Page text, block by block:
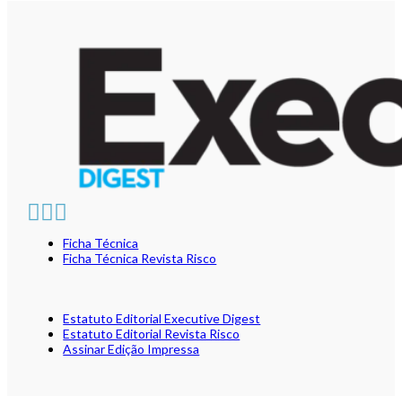
Ficha Técnica
Ficha Técnica Revista Risco
Estatuto Editorial Executive Digest
Estatuto Editorial Revista Risco
Assinar Edição Impressa